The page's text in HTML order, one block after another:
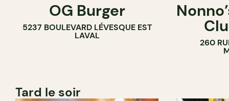
OG Burger
5237 BOULEVARD LÉVESQUE EST
LAVAL
260
Tard le soir